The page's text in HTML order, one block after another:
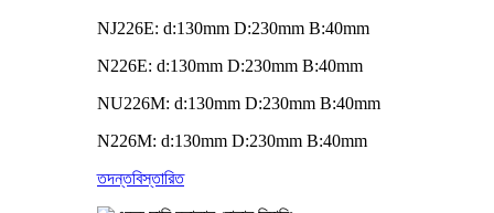
NJ226E: d:130mm D:230mm B:40mm
N226E: d:130mm D:230mm B:40mm
NU226M: d:130mm D:230mm B:40mm
N226M: d:130mm D:230mm B:40mm
তদন্তবিস্তারিত